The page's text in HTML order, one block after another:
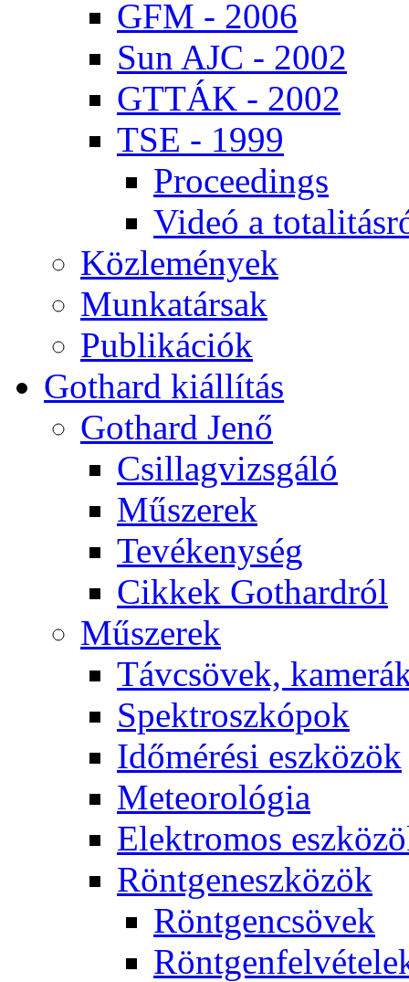
GFM - 2006
Sun AJC - 2002
GT­TÁK - 2002
TSE - 1999
Pro­ce­e­dings
Vi­deó a
Köz­le­mé­nyek
Mun­ka­tár­sak
Pub­li­ká­ci­ók
Got­hard ki­ál­lí­tás
Got­hard Je­nő
Csil­lag­vizs­gá­ló
Mű­sze­rek
Te­vé­keny­ség
Cik­kek Got­hard­ról
Mű­sze­rek
Táv­csö­vek,
Spekt­rosz­kó­pok
Idő­mé­ré­si esz­kö­zök
Me­te­o­ro­ló­gia
Elekt­ro­mos
Rönt­gen­esz­kö­zök
Rönt­gen­csö­vek